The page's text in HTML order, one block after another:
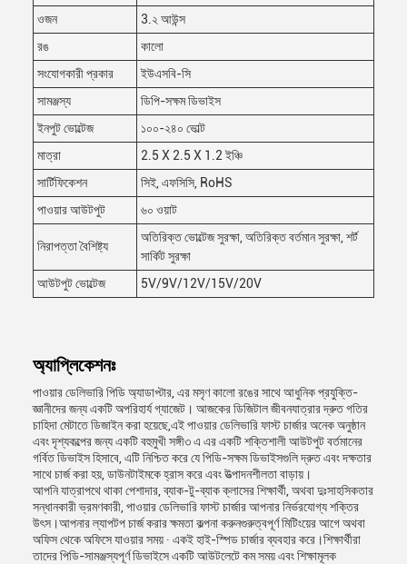
ওজন
3.২ আউন্স
রঙ
কালো
সংযোগকারী প্রকার
ইউএসবি-সি
সামঞ্জস্য
ডিপি-সক্ষম ডিভাইস
ইনপুট ভোল্টেজ
১০০-২৪০ ভোল্ট
মাত্রা
2.5 X 2.5 X 1.2 ইঞ্চি
সার্টিফিকেশন
সিই, এফসিসি, RoHS
পাওয়ার আউটপুট
৬০ ওয়াট
নিরাপত্তা বৈশিষ্ট্য
অতিরিক্ত ভোল্টেজ সুরক্ষা, অতিরিক্ত বর্তমান সুরক্ষা, শর্ট
সার্কিট সুরক্ষা
আউটপুট ভোল্টেজ
5V/9V/12V/15V/20V
অ্যাপ্লিকেশনঃ
পাওয়ার ডেলিভারি পিডি অ্যাডাপ্টার, এর মসৃণ কালো রঙের সাথে আধুনিক প্রযুক্তি-
জ্ঞানীদের জন্য একটি অপরিহার্য গ্যাজেট। আজকের ডিজিটাল জীবনযাত্রার দ্রুত গতির
চাহিদা মেটাতে ডিজাইন করা হয়েছে,এই পাওয়ার ডেলিভারি ফাস্ট চার্জার অনেক অনুষ্ঠান
এবং দৃশ্যকল্পের জন্য একটি বহুমুখী সঙ্গী৩ এ এর একটি শক্তিশালী আউটপুট বর্তমানের
গর্বিত ডিভাইস হিসাবে, এটি নিশ্চিত করে যে পিডি-সক্ষম ডিভাইসগুলি দ্রুত এবং দক্ষতার
সাথে চার্জ করা হয়, ডাউনটাইমকে হ্রাস করে এবং উত্পাদনশীলতা বাড়ায়।
আপনি যাত্রাপথে থাকা পেশাদার, ব্যাক-টু-ব্যাক ক্লাসের শিক্ষার্থী, অথবা দুঃসাহসিকতার
সন্ধানকারী ভ্রমণকারী, পাওয়ার ডেলিভারি ফাস্ট চার্জার আপনার নির্ভরযোগ্য শক্তির
উৎস।আপনার ল্যাপটপ চার্জ করার ক্ষমতা কল্পনা করুনগুরুত্বপূর্ণ মিটিংয়ের আগে অথবা
অফিস থেকে অফিসে যাওয়ার সময় ∙ একই হাই-স্পিড চার্জার ব্যবহার করে।শিক্ষার্থীরা
তাদের পিডি-সামঞ্জস্যপূর্ণ ডিভাইসে একটি আউটলেটে কম সময় এবং শিক্ষামূলক